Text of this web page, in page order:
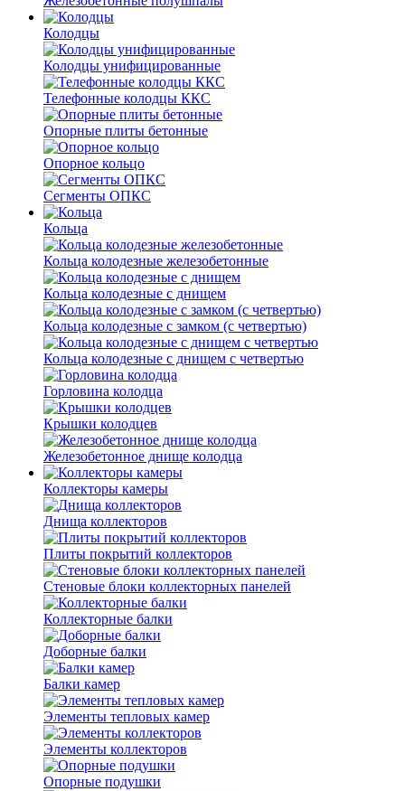
Колодцы
Колодцы унифицированные
Телефонные колодцы ККС
Опорные плиты бетонные
Опорное кольцо
Сегменты ОПКС
Кольца
Кольца колодезные железобетонные
Кольца колодезные с днищем
Кольца колодезные с замком (с четвертью)
Кольца колодезные с днищем с четвертью
Горловина колодца
Крышки колодцев
Железобетонное днище колодца
Коллекторы камеры
Днища коллекторов
Плиты покрытий коллекторов
Стеновые блоки коллекторных панелей
Коллекторные балки
Доборные балки
Балки камер
Элементы тепловых камер
Элементы коллекторов
Опорные подушки